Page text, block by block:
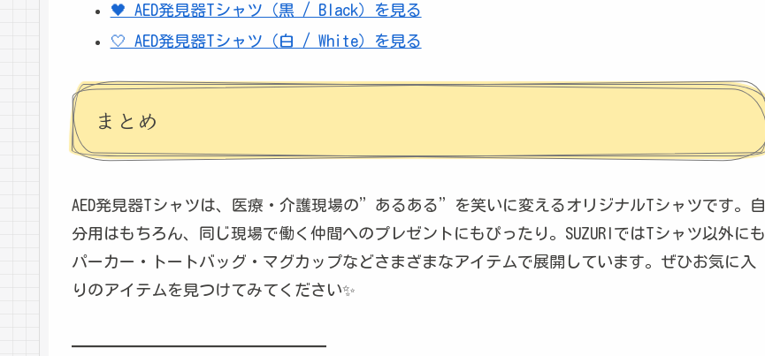
🖤 AED発見器Tシャツ（黒 / Black）を見る
🤍 AED発見器Tシャツ（白 / White）を見る
まとめ
AED発見器Tシャツは、医療・介護現場の”あるある”を笑いに変えるオリジナルTシャツです。自
分用はもちろん、同じ現場で働く仲間へのプレゼントにもぴったり。SUZURIではTシャツ以外にも
パーカー・トートバッグ・マグカップなどさまざまなアイテムで展開しています。ぜひお気に入
りのアイテムを見つけてみてください✨
━━━━━━━━━━━━━━━━